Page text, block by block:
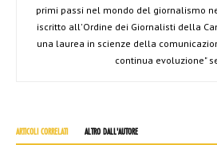
primi passi nel mondo del giornalismo
iscritto all'Ordine dei Giornalisti della
una laurea in scienze della
continua evoluzione"
ARTICOLI CORRELATI ALTRO DALL'AUTORE